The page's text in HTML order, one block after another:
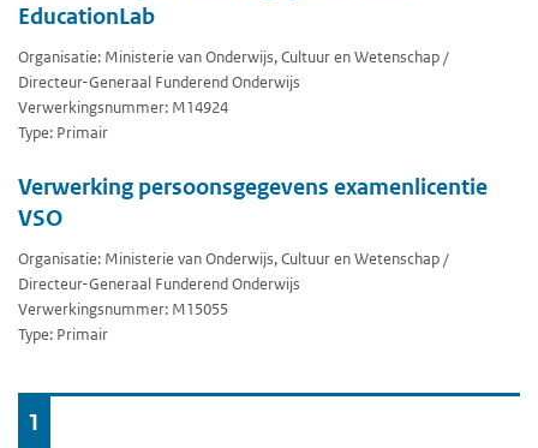
EducationLab
Organisatie: Ministerie van Onderwijs, Cultuur en Wetenschap /
Directeur-Generaal Funderend Onderwijs
Verwerkingsnummer: M14924
Type: Primair
Verwerking persoonsgegevens examenlicentie
VSO
Organisatie: Ministerie van Onderwijs, Cultuur en Wetenschap /
Directeur-Generaal Funderend Onderwijs
Verwerkingsnummer: M15055
Type: Primair
naar
1